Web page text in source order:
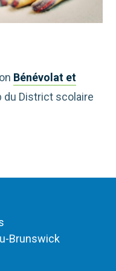
Bénévolat et
du District scolaire
Brunswick